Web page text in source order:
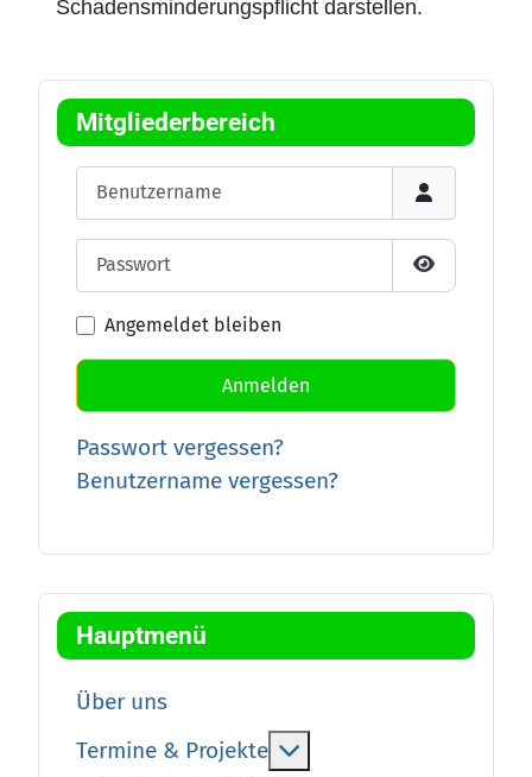
Hauptmenü
Über uns
Termine & Projekte
Schadensminderungspflicht darstellen.
Mitgliederbereich
Passwort
Angemeldet bleiben
Anmelden
Passwort vergessen?
Benutzername vergessen?